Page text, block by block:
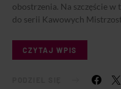
obostrzenia. Na szczęście w
do serii Kawowych
CZYTAJ WPIS